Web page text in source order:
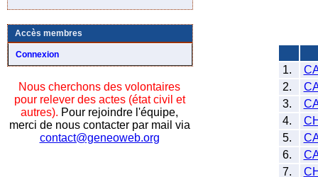
Accès membres
Connexion
Nous cherchons des volontaires
pour relever des actes (état civil et
autres). Pour rejoindre l'équipe,
merci de nous contacter par mail via
contact@geneoweb.org
1.
2.
3.
4.
5.
6.
7.